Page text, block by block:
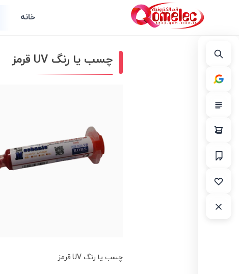
خانه
چسب یا رنگ UV قرمز
چسب یا رنگ UV قرمز